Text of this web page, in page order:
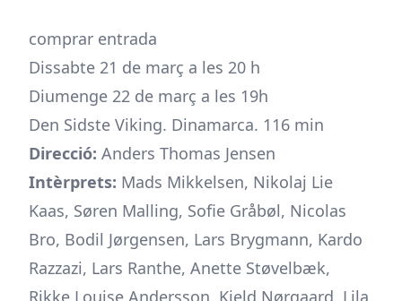
comprar entrada
Dissabte 21 de març a les 20 h
Diumenge 22 de març a les 19h
Den Sidste Viking. Dinamarca. 116 min
Direcció: Anders Thomas Jensen
Intèrprets: Mads Mikkelsen, Nikolaj Lie
Kaas, Søren Malling, Sofie Gråbøl, Nicolas
Bro, Bodil Jørgensen, Lars Brygmann, Kardo
Razzazi, Lars Ranthe, Anette Støvelbæk,
Rikke Louise Andersson, Kjeld Nørgaard, Lila